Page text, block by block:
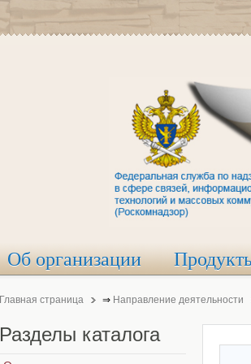
Об организации
Главная страница ⇒ Направление деятельности
Разделы каталога